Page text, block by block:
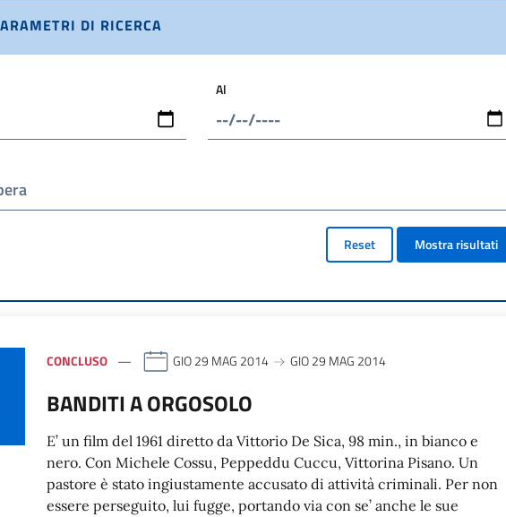
DI RICERCA
Al
Reset Mostra risultati
CONCLUSO GIO 29 MAG 2014 GIO 29 MAG 2014
BANDITI A ORGOSOLO
E’ un film del 1961 diretto da Vittorio De Sica, 98 min., in bianco e
nero. Con Michele Cossu, Peppeddu Cuccu, Vittorina Pisano. Un
pastore è stato ingiustamente accusato di attività criminali. Per non
essere perseguito, lui fugge, portando via con se’ anche le sue